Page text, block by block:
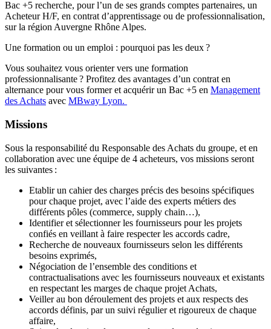
Bac +5 recherche, pour l’un de ses grands comptes partenaires, un
Acheteur H/F, en contrat d’apprentissage ou de professionnalisation,
sur la région Auvergne Rhône Alpes.
Une formation ou un emploi : pourquoi pas les deux ?
Vous souhaitez vous orienter vers une formation
professionnalisante ? Profitez des avantages d’un contrat en
alternance pour vous former et acquérir un Bac +5 en Management
des Achats avec MBway Lyon.
Missions
Sous la responsabilité du Responsable des Achats du groupe, et en
collaboration avec une équipe de 4 acheteurs, vos missions seront
les suivantes :
Etablir un cahier des charges précis des besoins spécifiques
pour chaque projet, avec l’aide des experts métiers des
différents pôles (commerce, supply chain…),
Identifier et sélectionner les fournisseurs pour les projets
confiés en veillant à faire respecter les accords cadre,
Recherche de nouveaux fournisseurs selon les différents
besoins exprimés,
Négociation de l’ensemble des conditions et
contractualisations avec les fournisseurs nouveaux et existants
en respectant les marges de chaque projet Achats,
Veiller au bon déroulement des projets et aux respects des
accords définis, par un suivi régulier et rigoureux de chaque
affaire,